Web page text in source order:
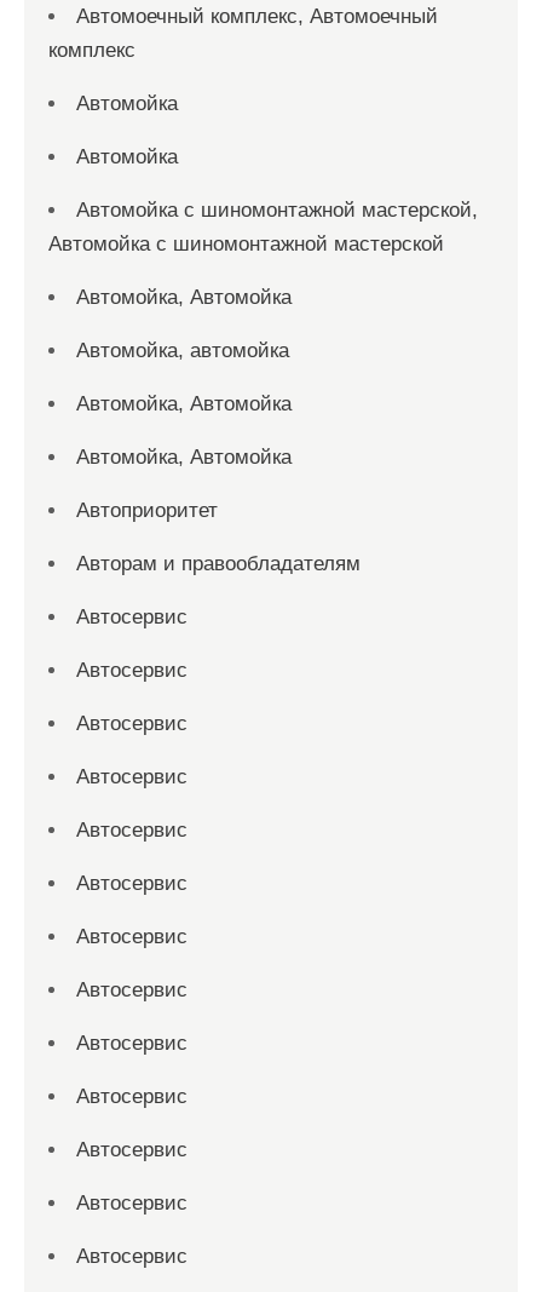
Автомоечный комплекс, Автомоечный
комплекс
Автомойка
Автомойка
Автомойка с шиномонтажной мастерской,
Автомойка с шиномонтажной мастерской
Автомойка, Автомойка
Автомойка, автомойка
Автомойка, Автомойка
Автомойка, Автомойка
Автоприоритет
Авторам и правообладателям
Автосервис
Автосервис
Автосервис
Автосервис
Автосервис
Автосервис
Автосервис
Автосервис
Автосервис
Автосервис
Автосервис
Автосервис
Автосервис